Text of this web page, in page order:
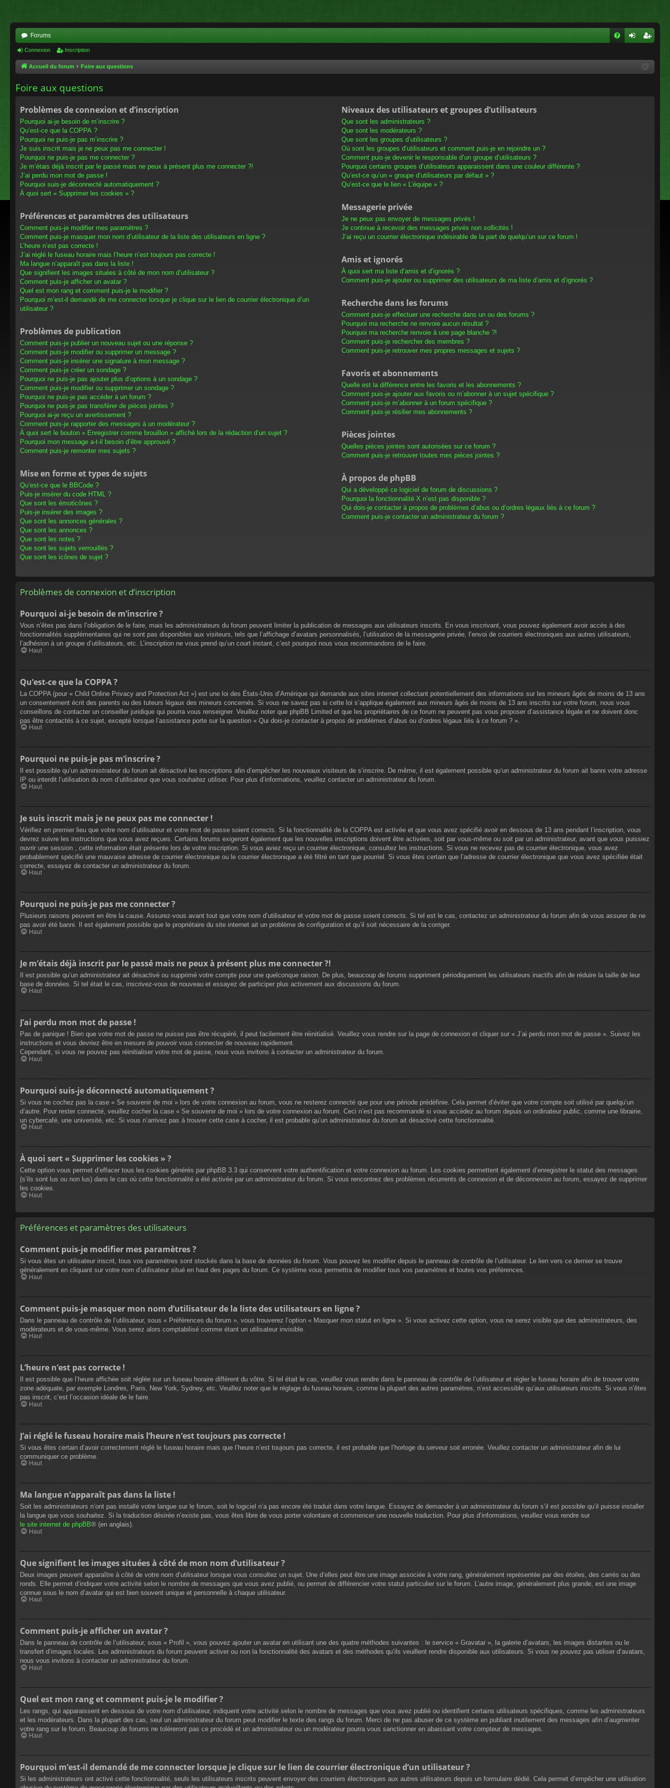
Forums
cri
Connexion Inscription
Accueil du forum Foire aux questions
Foire aux questions
Problèmes de connexion et d’inscription
Pourquoi ai-je besoin de m’inscrire ?
Qu’est-ce que la COPPA ?
Pourquoi ne puis-je pas m’inscrire ?
Je suis inscrit mais je ne peux pas me connecter !
Pourquoi ne puis-je pas me connecter ?
Je m’étais déjà inscrit par le passé mais ne peux à présent plus me connecter ?!
J’ai perdu mon mot de passe !
Pourquoi suis-je déconnecté automatiquement ?
À quoi sert « Supprimer les cookies » ?
Préférences et paramètres des utilisateurs
Comment puis-je modifier mes paramètres ?
Comment puis-je masquer mon nom d’utilisateur de la liste des utilisateurs en ligne ?
L’heure n’est pas correcte !
J’ai réglé le fuseau horaire mais l’heure n’est toujours pas correcte !
Ma langue n’apparaît pas dans la liste !
Que signifient les images situées à côté de mon nom d’utilisateur ?
Comment puis-je afficher un avatar ?
Quel est mon rang et comment puis-je le modifier ?
Pourquoi m’est-il demandé de me connecter lorsque je clique sur le lien de courrier électronique d’un
utilisateur ?
Problèmes de publication
Comment puis-je publier un nouveau sujet ou une réponse ?
Comment puis-je modifier ou supprimer un message ?
Comment puis-je insérer une signature à mon message ?
Comment puis-je créer un sondage ?
Pourquoi ne puis-je pas ajouter plus d’options à un sondage ?
Comment puis-je modifier ou supprimer un sondage ?
Pourquoi ne puis-je pas accéder à un forum ?
Pourquoi ne puis-je pas transférer de pièces jointes ?
Pourquoi ai-je reçu un avertissement ?
Comment puis-je rapporter des messages à un modérateur ?
À quoi sert le bouton « Enregistrer comme brouillon » affiché lors de la rédaction d’un sujet ?
Pourquoi mon message a-t-il besoin d’être approuvé ?
Comment puis-je remonter mes sujets ?
Mise en forme et types de sujets
Qu’est-ce que le BBCode ?
Puis-je insérer du code HTML ?
Que sont les émoticônes ?
Puis-je insérer des images ?
Que sont les annonces générales ?
Que sont les annonces ?
Que sont les notes ?
Que sont les sujets verrouillés ?
Que sont les icônes de sujet ?
Niveaux des utilisateurs et groupes d’utilisateurs
Que sont les administrateurs ?
Que sont les modérateurs ?
Que sont les groupes d’utilisateurs ?
Où sont les groupes d’utilisateurs et comment puis-je en rejoindre un ?
Comment puis-je devenir le responsable d’un groupe d’utilisateurs ?
Pourquoi certains groupes d’utilisateurs apparaissent dans une couleur différente ?
Qu’est-ce qu’un « groupe d’utilisateurs par défaut » ?
Qu’est-ce que le lien « L’équipe » ?
Messagerie privée
Je ne peux pas envoyer de messages privés !
Je continue à recevoir des messages privés non sollicités !
J’ai reçu un courrier électronique indésirable de la part de quelqu’un sur ce forum !
Amis et ignorés
À quoi sert ma liste d’amis et d’ignorés ?
Comment puis-je ajouter ou supprimer des utilisateurs de ma liste d’amis et d’ignorés ?
Recherche dans les forums
Comment puis-je effectuer une recherche dans un ou des forums ?
Pourquoi ma recherche ne renvoie aucun résultat ?
Pourquoi ma recherche renvoie à une page blanche ?!
Comment puis-je rechercher des membres ?
Comment puis-je retrouver mes propres messages et sujets ?
Favoris et abonnements
Quelle est la différence entre les favoris et les abonnements ?
Comment puis-je ajouter aux favoris ou m’abonner à un sujet spécifique ?
Comment puis-je m’abonner à un forum spécifique ?
Comment puis-je résilier mes abonnements ?
Pièces jointes
Quelles pièces jointes sont autorisées sur ce forum ?
Comment puis-je retrouver toutes mes pièces jointes ?
À propos de phpBB
Qui a développé ce logiciel de forum de discussions ?
Pourquoi la fonctionnalité X n’est pas disponible ?
Qui dois-je contacter à propos de problèmes d’abus ou d’ordres légaux liés à ce forum ?
Comment puis-je contacter un administrateur du forum ?
Problèmes de connexion et d’inscription
Pourquoi ai-je besoin de m’inscrire ?
Vous n’êtes pas dans l’obligation de le faire, mais les administrateurs du forum peuvent limiter la publication de messages aux utilisateurs inscrits. En vous inscrivant, vous pouvez également avoir accès à des
fonctionnalités supplémentaires qui ne sont pas disponibles aux visiteurs, tels que l’affichage d’avatars personnalisés, l’utilisation de la messagerie privée, l’envoi de courriers électroniques aux autres utilisateurs,
l’adhésion à un groupe d’utilisateurs, etc. L’inscription ne vous prend qu’un court instant, c’est pourquoi nous vous recommandons de le faire.
Haut
Qu’est-ce que la COPPA ?
La COPPA (pour « Child Online Privacy and Protection Act ») est une loi des États-Unis d’Amérique qui demande aux sites internet collectant potentiellement des informations sur les mineurs âgés de moins de 13 ans
un consentement écrit des parents ou des tuteurs légaux des mineurs concernés. Si vous ne savez pas si cette loi s’applique également aux mineurs âgés de moins de 13 ans inscrits sur votre forum, nous vous
conseillons de contacter un conseiller juridique qui pourra vous renseigner. Veuillez noter que phpBB Limited et que les propriétaires de ce forum ne peuvent pas vous proposer d’assistance légale et ne doivent donc
pas être contactés à ce sujet, excepté lorsque l’assistance porte sur la question « Qui dois-je contacter à propos de problèmes d’abus ou d’ordres légaux liés à ce forum ? ».
Haut
Pourquoi ne puis-je pas m’inscrire ?
Il est possible qu’un administrateur du forum ait désactivé les inscriptions afin d’empêcher les nouveaux visiteurs de s’inscrire. De même, il est également possible qu’un administrateur du forum ait banni votre adresse
IP ou interdit l’utilisation du nom d’utilisateur que vous souhaitez utiliser. Pour plus d’informations, veuillez contacter un administrateur du forum.
Haut
Je suis inscrit mais je ne peux pas me connecter !
Vérifiez en premier lieu que votre nom d’utilisateur et votre mot de passe soient corrects. Si la fonctionnalité de la COPPA est activée et que vous avez spécifié avoir en dessous de 13 ans pendant l’inscription, vous
devrez suivre les instructions que vous avez reçues. Certains forums exigeront également que les nouvelles inscriptions doivent être activées, soit par vous-même ou soit par un administrateur, avant que vous puissiez
ouvrir une session ; cette information était présente lors de votre inscription. Si vous aviez reçu un courrier électronique, consultez les instructions. Si vous ne recevez pas de courrier électronique, vous avez
probablement spécifié une mauvaise adresse de courrier électronique ou le courrier électronique a été filtré en tant que pourriel. Si vous êtes certain que l’adresse de courrier électronique que vous avez spécifiée était
correcte, essayez de contacter un administrateur du forum.
Haut
Pourquoi ne puis-je pas me connecter ?
Plusieurs raisons peuvent en être la cause. Assurez-vous avant tout que votre nom d’utilisateur et votre mot de passe soient corrects. Si tel est le cas, contactez un administrateur du forum afin de vous assurer de ne
pas avoir été banni. Il est également possible que le propriétaire du site internet ait un problème de configuration et qu’il soit nécessaire de la corriger.
Haut
Je m’étais déjà inscrit par le passé mais ne peux à présent plus me connecter ?!
Il est possible qu’un administrateur ait désactivé ou supprimé votre compte pour une quelconque raison. De plus, beaucoup de forums suppriment périodiquement les utilisateurs inactifs afin de réduire la taille de leur
base de données. Si tel était le cas, inscrivez-vous de nouveau et essayez de participer plus activement aux discussions du forum.
Haut
J’ai perdu mon mot de passe !
Pas de panique ! Bien que votre mot de passe ne puisse pas être récupéré, il peut facilement être réinitialisé. Veuillez vous rendre sur la page de connexion et cliquer sur « J’ai perdu mon mot de passe ». Suivez les
instructions et vous devriez être en mesure de pouvoir vous connecter de nouveau rapidement.
Cependant, si vous ne pouvez pas réinitialiser votre mot de passe, nous vous invitons à contacter un administrateur du forum.
Haut
Pourquoi suis-je déconnecté automatiquement ?
Si vous ne cochez pas la case « Se souvenir de moi » lors de votre connexion au forum, vous ne resterez connecté que pour une période prédéfinie. Cela permet d’éviter que votre compte soit utilisé par quelqu’un
d’autre. Pour rester connecté, veuillez cocher la case « Se souvenir de moi » lors de votre connexion au forum. Ceci n’est pas recommandé si vous accédez au forum depuis un ordinateur public, comme une librairie,
un cybercafé, une université, etc. Si vous n’arrivez pas à trouver cette case à cocher, il est probable qu’un administrateur du forum ait désactivé cette fonctionnalité.
Haut
À quoi sert « Supprimer les cookies » ?
Cette option vous permet d’effacer tous les cookies générés par phpBB 3.3 qui conservent votre authentification et votre connexion au forum. Les cookies permettent également d’enregistrer le statut des messages
(s’ils sont lus ou non lus) dans le cas où cette fonctionnalité a été activée par un administrateur du forum. Si vous rencontrez des problèmes récurrents de connexion et de déconnexion au forum, essayez de supprimer
les cookies.
Haut
Préférences et paramètres des utilisateurs
Comment puis-je modifier mes paramètres ?
Si vous êtes un utilisateur inscrit, tous vos paramètres sont stockés dans la base de données du forum. Vous pouvez les modifier depuis le panneau de contrôle de l’utilisateur. Le lien vers ce dernier se trouve
généralement en cliquant sur votre nom d’utilisateur situé en haut des pages du forum. Ce système vous permettra de modifier tous vos paramètres et toutes vos préférences.
Haut
Comment puis-je masquer mon nom d’utilisateur de la liste des utilisateurs en ligne ?
Dans le panneau de contrôle de l’utilisateur, sous « Préférences du forum », vous trouverez l’option « Masquer mon statut en ligne ». Si vous activez cette option, vous ne serez visible que des administrateurs, des
modérateurs et de vous-même. Vous serez alors comptabilisé comme étant un utilisateur invisible.
Haut
L’heure n’est pas correcte !
Il est possible que l’heure affichée soit réglée sur un fuseau horaire différent du vôtre. Si tel était le cas, veuillez vous rendre dans le panneau de contrôle de l’utilisateur et régler le fuseau horaire afin de trouver votre
zone adéquate, par exemple Londres, Paris, New York, Sydney, etc. Veuillez noter que le réglage du fuseau horaire, comme la plupart des autres paramètres, n’est accessible qu’aux utilisateurs inscrits. Si vous n’êtes
pas inscrit, c’est l’occasion idéale de le faire.
Haut
J’ai réglé le fuseau horaire mais l’heure n’est toujours pas correcte !
Si vous êtes certain d’avoir correctement réglé le fuseau horaire mais que l’heure n’est toujours pas correcte, il est probable que l’horloge du serveur soit erronée. Veuillez contacter un administrateur afin de lui
communiquer ce problème.
Haut
Ma langue n’apparaît pas dans la liste !
Soit les administrateurs n’ont pas installé votre langue sur le forum, soit le logiciel n’a pas encore été traduit dans votre langue. Essayez de demander à un administrateur du forum s’il est possible qu’il puisse installer
la langue que vous souhaitez. Si la traduction désirée n’existe pas, vous êtes libre de vous porter volontaire et commencer une nouvelle traduction. Pour plus d’informations, veuillez vous rendre sur
le site internet de phpBB® (en anglais).
Haut
Que signifient les images situées à côté de mon nom d’utilisateur ?
Deux images peuvent apparaître à côté de votre nom d’utilisateur lorsque vous consultez un sujet. Une d’elles peut être une image associée à votre rang, généralement représentée par des étoiles, des carrés ou des
ronds. Elle permet d’indiquer votre activité selon le nombre de messages que vous avez publié, ou permet de différencier votre statut particulier sur le forum. L’autre image, généralement plus grande, est une image
connue sous le nom d’avatar qui est bien souvent unique et personnelle à chaque utilisateur.
Haut
Comment puis-je afficher un avatar ?
Dans le panneau de contrôle de l’utilisateur, sous « Profil », vous pouvez ajouter un avatar en utilisant une des quatre méthodes suivantes : le service « Gravatar », la galerie d’avatars, les images distantes ou le
transfert d’images locales. Les administrateurs du forum peuvent activer ou non la fonctionnalité des avatars et des méthodes qu’ils veuillent rendre disponible aux utilisateurs. Si vous ne pouvez pas utiliser d’avatars,
nous vous invitons à contacter un administrateur du forum.
Haut
Quel est mon rang et comment puis-je le modifier ?
Les rangs, qui apparaissent en dessous de votre nom d’utilisateur, indiquent votre activité selon le nombre de messages que vous avez publié ou identifient certains utilisateurs spécifiques, comme les administrateurs
et les modérateurs. Dans la plupart des cas, seul un administrateur du forum peut modifier le texte des rangs du forum. Merci de ne pas abuser de ce système en publiant inutilement des messages afin d’augmenter
votre rang sur le forum. Beaucoup de forums ne toléreront pas ce procédé et un administrateur ou un modérateur pourra vous sanctionner en abaissant votre compteur de messages.
Haut
Pourquoi m’est-il demandé de me connecter lorsque je clique sur le lien de courrier électronique d’un utilisateur ?
Si les administrateurs ont activé cette fonctionnalité, seuls les utilisateurs inscrits peuvent envoyer des courriers électroniques aux autres utilisateurs depuis un formulaire dédié. Cela permet d’empêcher une utilisation